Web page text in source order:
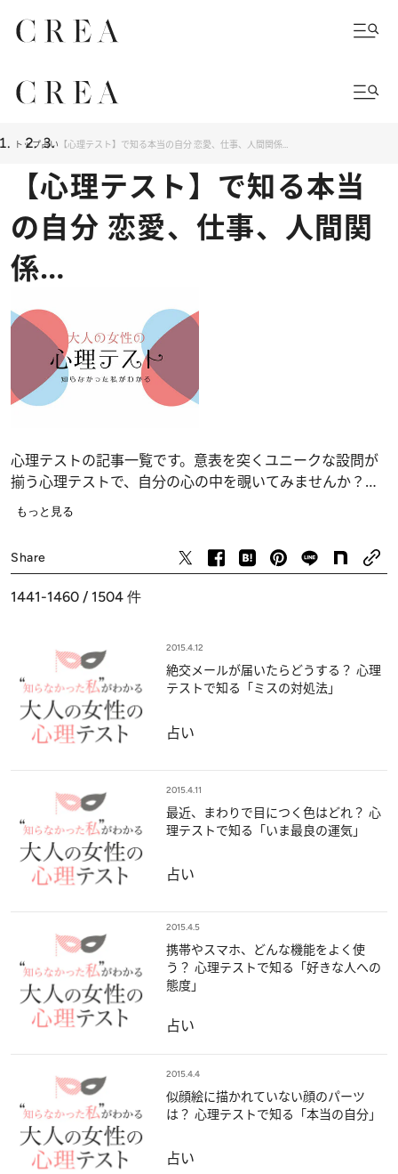
トップ占い 【心理テスト】で知る本当の自分 恋愛、仕事、人間関係…
【心理テスト】で知る本当
の自分 恋愛、仕事、人間関
係…
心理テストの記事一覧です。意表を突くユニークな設問が
揃う心理テストで、自分の心の中を覗いてみませんか？
恋愛、仕事、人間関係の深層心理……、自分でも気づかな
もっと見る
Share
1441-1460 / 1504 件
2015.4.12
絶交メールが届いたらどうする？ 心理
テストで知る「ミスの対処法」
占い
2015.4.11
最近、まわりで目につく色はどれ？ 心
理テストで知る「いま最良の運気」
占い
2015.4.5
携帯やスマホ、どんな機能をよく使
う？ 心理テストで知る「好きな人への
態度」
占い
2015.4.4
似顔絵に描かれていない顔のパーツ
は？ 心理テストで知る「本当の自分」
占い